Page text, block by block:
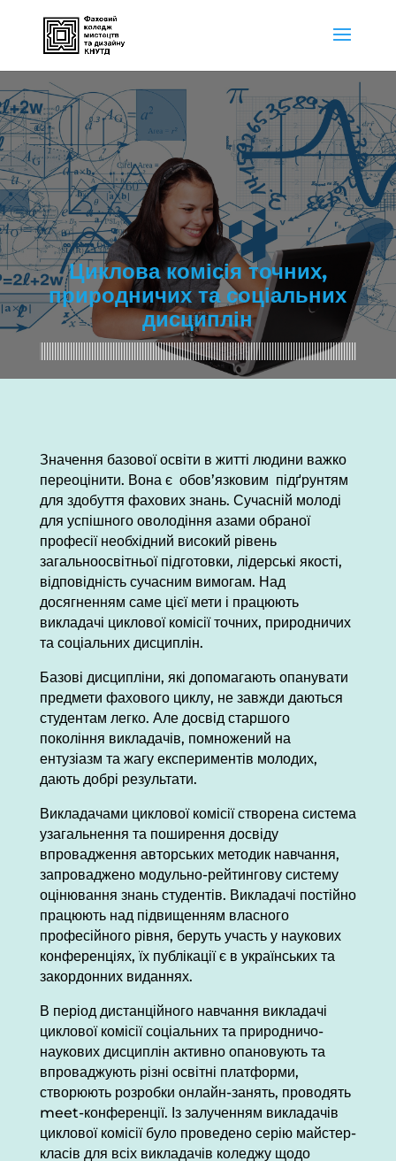
Циклова комісія точних,
природничих та соціальних
дисциплін
Значення базової освіти в житті людини важко
переоцінити. Вона є обов’язковим підґрунтям
для здобуття фахових знань. Сучасній молоді
для успішного оволодіння азами обраної
професії необхідний високий рівень
загальноосвітньої підготовки, лідерські якості,
відповідність сучасним вимогам. Над
досягненням саме цієї мети і працюють
викладачі циклової комісії точних, природничих
та соціальних дисциплін.
Базові дисципліни, які допомагають опанувати
предмети фахового циклу, не завжди даються
студентам легко. Але досвід старшого
покоління викладачів, помножений на
ентузіазм та жагу експериментів молодих,
дають добрі результати.
Викладачами циклової комісії створена система
узагальнення та поширення досвіду
впровадження авторських методик навчання,
запроваджено модульно-рейтингову систему
оцінювання знань студентів. Викладачі постійно
працюють над підвищенням власного
професійного рівня, беруть участь у наукових
конференціях, їх публікації є в українських та
закордонних виданнях.
В період дистанційного навчання викладачі
циклової комісії соціальних та природничо-
наукових дисциплін активно опановують та
впроваджують різні освітні платформи,
створюють розробки онлайн-занять, проводять
meet-конференції. Із залученням викладачів
циклової комісії було проведено серію майстер-
класів для всіх викладачів коледжу щодо